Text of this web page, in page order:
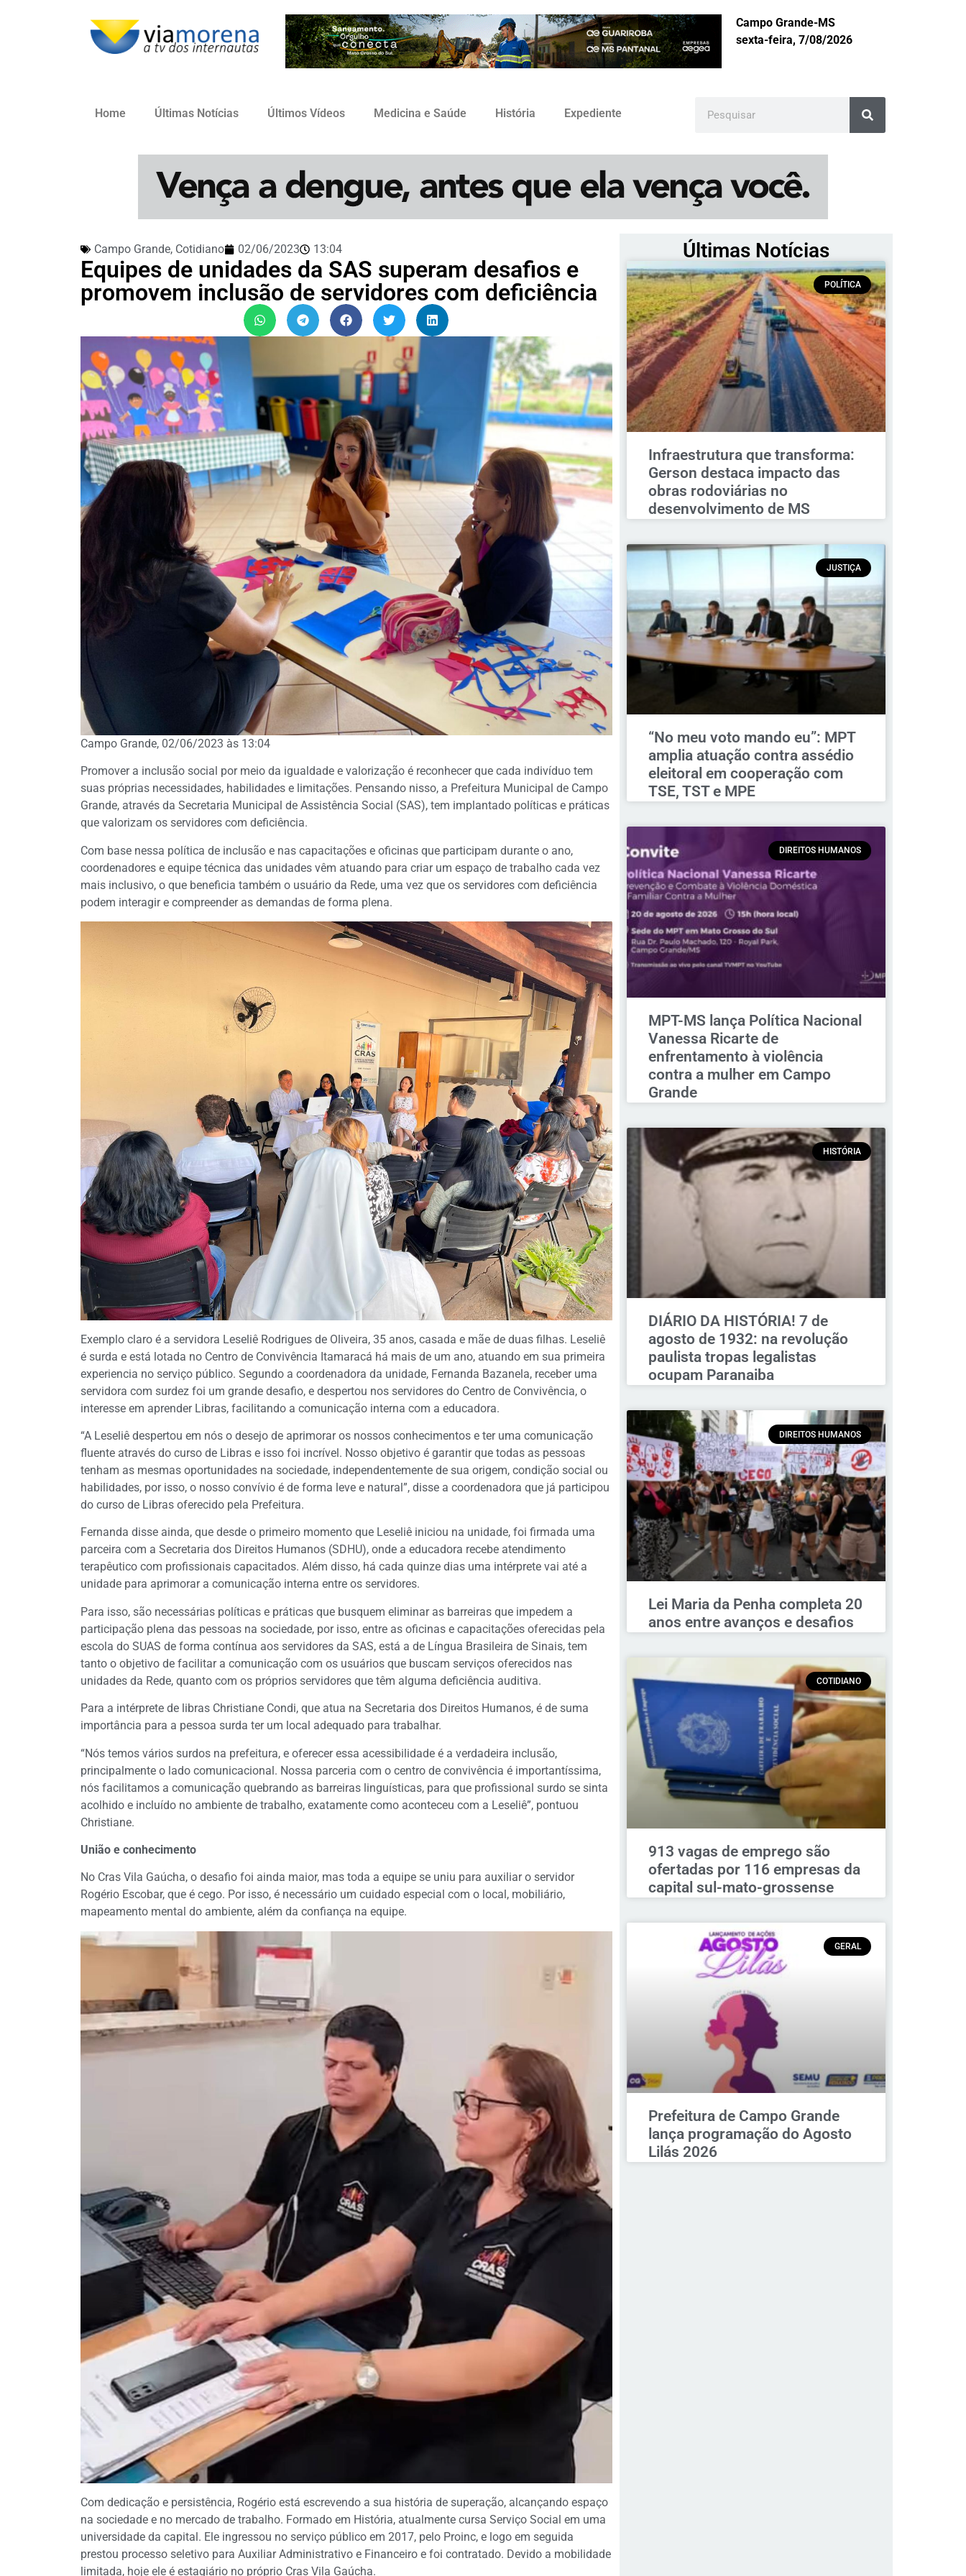
Campo Grande-MS
sexta-feira, 7/08/2026
Home Últimas Notícias Últimos Vídeos Medicina e Saúde História Expediente
Campo Grande, Cotidiano 02/06/2023 13:04
Equipes de unidades da SAS superam desafios e
promovem inclusão de servidores com deficiência
Campo Grande, 02/06/2023 às 13:04
Promover a inclusão social por meio da igualdade e valorização é reconhecer que cada indivíduo tem
suas próprias necessidades, habilidades e limitações. Pensando nisso, a Prefeitura Municipal de Campo
Grande, através da Secretaria Municipal de Assistência Social (SAS), tem implantado políticas e práticas
que valorizam os servidores com deficiência.
Com base nessa política de inclusão e nas capacitações e oficinas que participam durante o ano,
coordenadores e equipe técnica das unidades vêm atuando para criar um espaço de trabalho cada vez
mais inclusivo, o que beneficia também o usuário da Rede, uma vez que os servidores com deficiência
podem interagir e compreender as demandas de forma plena.
Exemplo claro é a servidora Leseliê Rodrigues de Oliveira, 35 anos, casada e mãe de duas filhas. Leseliê
é surda e está lotada no Centro de Convivência Itamaracá há mais de um ano, atuando em sua primeira
experiencia no serviço público. Segundo a coordenadora da unidade, Fernanda Bazanela, receber uma
servidora com surdez foi um grande desafio, e despertou nos servidores do Centro de Convivência, o
interesse em aprender Libras, facilitando a comunicação interna com a educadora.
“A Leseliê despertou em nós o desejo de aprimorar os nossos conhecimentos e ter uma comunicação
fluente através do curso de Libras e isso foi incrível. Nosso objetivo é garantir que todas as pessoas
tenham as mesmas oportunidades na sociedade, independentemente de sua origem, condição social ou
habilidades, por isso, o nosso convívio é de forma leve e natural”, disse a coordenadora que já participou
do curso de Libras oferecido pela Prefeitura.
Fernanda disse ainda, que desde o primeiro momento que Leseliê iniciou na unidade, foi firmada uma
parceira com a Secretaria dos Direitos Humanos (SDHU), onde a educadora recebe atendimento
terapêutico com profissionais capacitados. Além disso, há cada quinze dias uma intérprete vai até a
unidade para aprimorar a comunicação interna entre os servidores.
Para isso, são necessárias políticas e práticas que busquem eliminar as barreiras que impedem a
participação plena das pessoas na sociedade, por isso, entre as oficinas e capacitações oferecidas pela
escola do SUAS de forma contínua aos servidores da SAS, está a de Língua Brasileira de Sinais, tem
tanto o objetivo de facilitar a comunicação com os usuários que buscam serviços oferecidos nas
unidades da Rede, quanto com os próprios servidores que têm alguma deficiência auditiva.
Para a intérprete de libras Christiane Condi, que atua na Secretaria dos Direitos Humanos, é de suma
importância para a pessoa surda ter um local adequado para trabalhar.
“Nós temos vários surdos na prefeitura, e oferecer essa acessibilidade é a verdadeira inclusão,
principalmente o lado comunicacional. Nossa parceria com o centro de convivência é importantíssima,
nós facilitamos a comunicação quebrando as barreiras linguísticas, para que profissional surdo se sinta
acolhido e incluído no ambiente de trabalho, exatamente como aconteceu com a Leseliê”, pontuou
Christiane.
União e conhecimento
No Cras Vila Gaúcha, o desafio foi ainda maior, mas toda a equipe se uniu para auxiliar o servidor
Rogério Escobar, que é cego. Por isso, é necessário um cuidado especial com o local, mobiliário,
mapeamento mental do ambiente, além da confiança na equipe.
Com dedicação e persistência, Rogério está escrevendo a sua história de superação, alcançando espaço
na sociedade e no mercado de trabalho. Formado em História, atualmente cursa Serviço Social em uma
universidade da capital. Ele ingressou no serviço público em 2017, pelo Proinc, e logo em seguida
prestou processo seletivo para Auxiliar Administrativo e Financeiro e foi contratado. Devido a mobilidade
limitada, hoje ele é estagiário no próprio Cras Vila Gaúcha.
Últimas Notícias
POLÍTICA
Infraestrutura que transforma:
Gerson destaca impacto das
obras rodoviárias no
desenvolvimento de MS
JUSTIÇA
“No meu voto mando eu”: MPT
amplia atuação contra assédio
eleitoral em cooperação com
TSE, TST e MPE
DIREITOS HUMANOS
MPT-MS lança Política Nacional
Vanessa Ricarte de
enfrentamento à violência
contra a mulher em Campo
Grande
HISTÓRIA
DIÁRIO DA HISTÓRIA! 7 de
agosto de 1932: na revolução
paulista tropas legalistas
ocupam Paranaiba
DIREITOS HUMANOS
Lei Maria da Penha completa 20
anos entre avanços e desafios
COTIDIANO
913 vagas de emprego são
ofertadas por 116 empresas da
capital sul-mato-grossense
GERAL
Prefeitura de Campo Grande
lança programação do Agosto
Lilás 2026